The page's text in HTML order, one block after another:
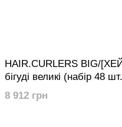
HAIR.CURLERS BIG/
бігуді великі (набір 48
8 912 грн